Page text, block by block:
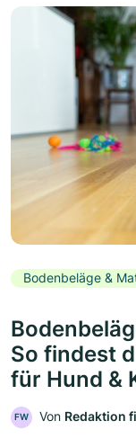
Bodenbeläge &
So findest
für Hund &
FW Von Redaktion